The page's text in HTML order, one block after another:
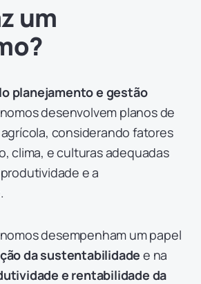
um
planejamento e gestão
desenvolvem planos de
considerando fatores
clima, e culturas adequadas
e a
desempenham um papel
da sustentabilidade e na
e rentabilidade da